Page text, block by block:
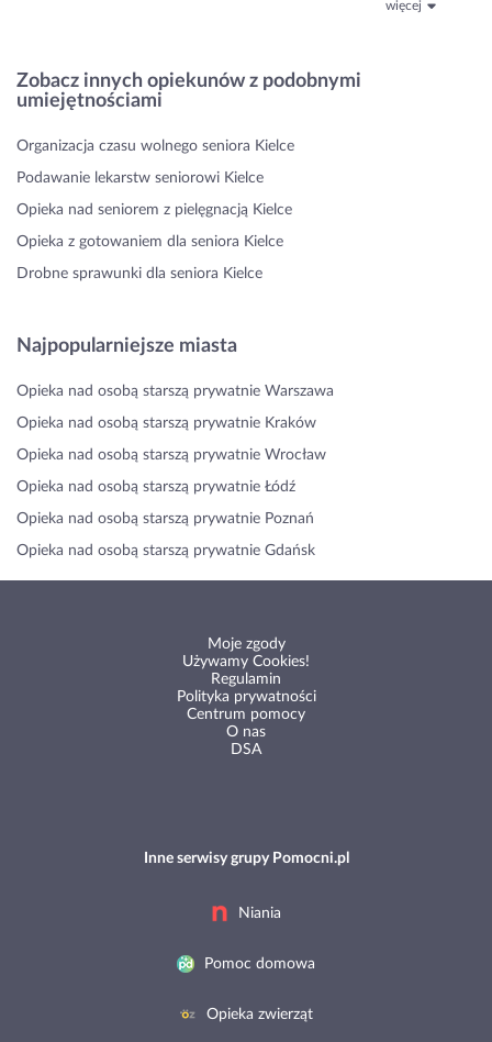
więcej
Zobacz innych opiekunów z podobnymi
umiejętnościami
Organizacja czasu wolnego seniora Kielce
Podawanie lekarstw seniorowi Kielce
Opieka nad seniorem z pielęgnacją Kielce
Opieka z gotowaniem dla seniora Kielce
Drobne sprawunki dla seniora Kielce
Najpopularniejsze miasta
Opieka nad osobą starszą prywatnie Warszawa
Opieka nad osobą starszą prywatnie Kraków
Opieka nad osobą starszą prywatnie Wrocław
Opieka nad osobą starszą prywatnie Łódź
Opieka nad osobą starszą prywatnie Poznań
Opieka nad osobą starszą prywatnie Gdańsk
Moje zgody
Używamy Cookies!
Regulamin
Polityka prywatności
Centrum pomocy
O nas
DSA
Inne serwisy grupy Pomocni.pl
Niania
Pomoc domowa
Opieka zwierząt